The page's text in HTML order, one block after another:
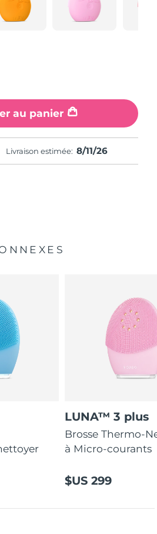
au panier
Livraison estimée: 8/11/26
LUNA™ 3 plus
Brosse Thermo-
à Micro-courants
$US 299